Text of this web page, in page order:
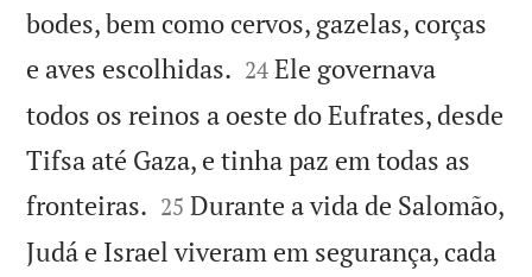
bodes, bem como cervos, gazelas, corças
e aves escolhidas. 

24 Ele governava
todos os reinos a oeste do Eufrates, desde
Tifsa até Gaza, e tinha paz em todas as
fronteiras. 

25 Durante a vida de Salomão,
Judá e Israel viveram em segurança, cada